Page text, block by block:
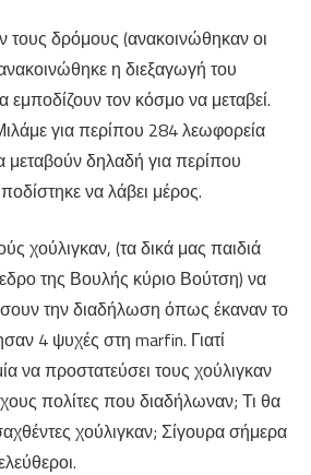
τους δρόμους (ανακοινώθηκαν οι
η διεξαγωγή του
εμποδίζουν τον κόσμο να μεταβεί.
για περίπου 284 λεωφορεία
δηλαδή για περίπου
να λάβει μέρος.
χούλιγκαν, (τα δικά μας παιδιά
της Βουλής κύριο Βούτση) να
την διαδήλωση όπως έκαναν το
4 ψυχές στη marfin. Γιατί
να προστατεύσει τους χούλιγκαν
πολίτες που διαδήλωναν; Τι θα
χούλιγκαν; Σίγουρα σήμερα